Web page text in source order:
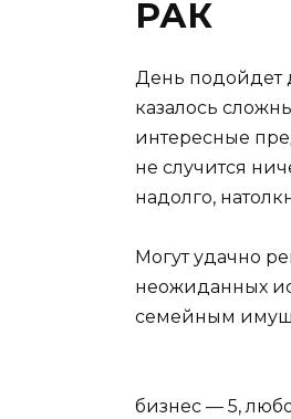
РАК
День подойдет
казалось
интересные
не случится
надолго,
Могут удачно
неожиданных
семейным
бизнес — 5,